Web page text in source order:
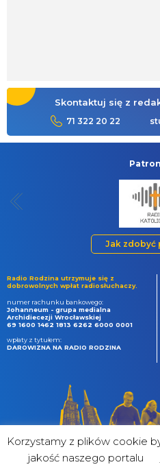
Skontaktuj się z
71 322 20 22
Jak zdobyć
Radio Rodzina utrzymuje się z
dobrowolnych wpłat radiosłuchaczy.
numer rachunku bankowego:
Johanneum - grupa medialna
Archidiecezji Wrocławskiej
69 1600 1462 1813 6262 6000 0001
wpłaty z tytułem:
DAROWIZNA NA RADIO RODZINA
Korzystamy z plików cookie
jakość naszego portalu